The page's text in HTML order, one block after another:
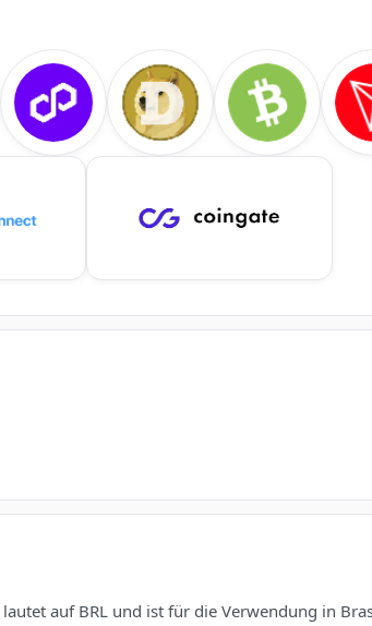
auf BRL und ist für die Verwendung in